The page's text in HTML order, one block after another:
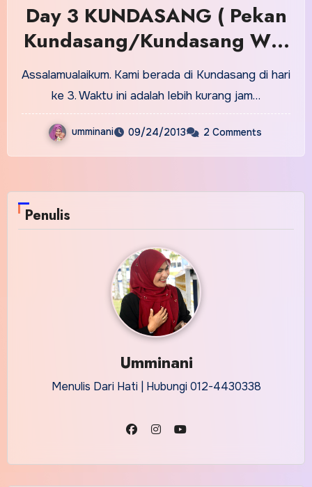
Day 3 KUNDASANG ( Pekan
Kundasang/Kundasang War
Memorial)
Assalamualaikum. Kami berada di Kundasang di hari
ke 3. Waktu ini adalah lebih kurang jam…
umminani 09/24/2013 2 Comments
Penulis
Umminani
Menulis Dari Hati | Hubungi 012-4430338